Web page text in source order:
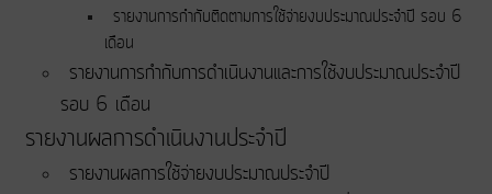
รายงานการกำกับติดตามการใช้จ่ายงบประมาณประจำปี รอบ 6
เดือน
รายงานการกำกับการดำเนินงานและการใช้งบประมาณประจำปี
รอบ 6 เดือน
รายงานผลการดำเนินงานประจำปี
รายงานผลการใช้จ่ายงบประมาณประจำปี